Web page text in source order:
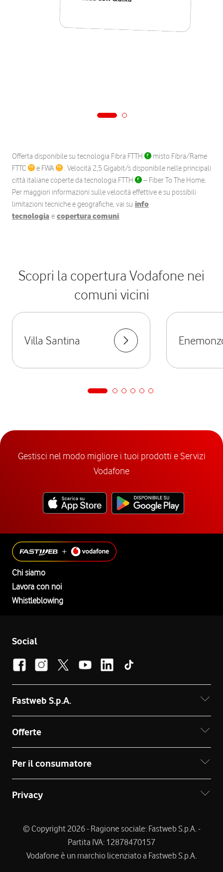
Offerta disponibile su tecnologia Fibra FTTH
misto Fibra/Rame
FTTC
e FWA
. Velocità 2,5 Gigabit/s disponibile nelle principali
città italiane coperte da tecnologia FTTH
– Fiber To The Home.
Per maggiori informazioni sulle velocità effettive e su possibili
limitazioni tecniche e geografiche, vai su info
tecnologia e copertura comuni.
Scopri la copertura Vodafone nei
comuni vicini
Villa Santina
Gestisci nel modo migliore i tuoi prodotti e Servizi
Vodafone
Chi siamo
Lavora con noi
Whistleblowing
Social
Fastweb S.p.A.
Offerte
Per il consumatore
Privacy
© Copyright 2026 - Ragione sociale: Fastweb S.p.A. -
Partita IVA: 12878470157
Vodafone è un marchio licenziato a Fastweb S.p.A.